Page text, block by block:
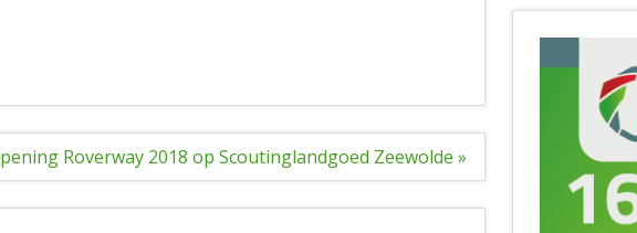
Roverway 2018 op Scoutinglandgoed Zeewolde »